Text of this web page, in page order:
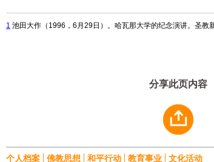
1 池田大作（1996，6月29日）。哈瓦那大学的纪念演讲。 圣教
分享此页内容
个人档案 佛教思想 和平行动 教育事业 文化活动